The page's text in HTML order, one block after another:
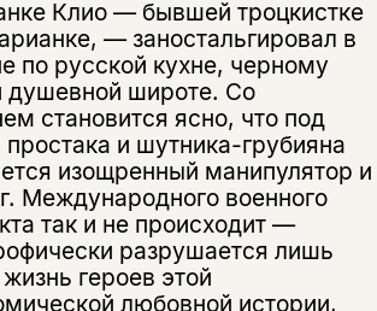
Клио — бывшей троцкистке
— заностальгировал в
по русской кухне, черному
душевной широте. Со
становится ясно, что под
и шутника-грубияна
изощренный манипулятор и
Международного военного
так и не происходит —
разрушается лишь
героев этой
любовной истории,